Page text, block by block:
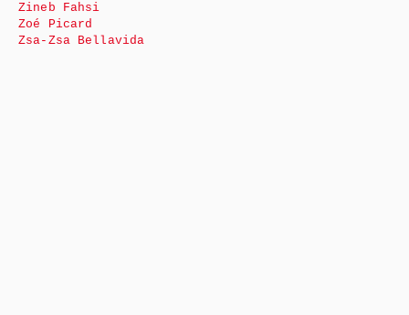
Zineb Fahsi
Zoé Picard
Zsa-Zsa Bellavida